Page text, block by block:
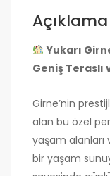
Açıklama
Yukarı
Geniş Teraslı
Girne’nin
alan bu özel
yaşam alanları
bir yaşam